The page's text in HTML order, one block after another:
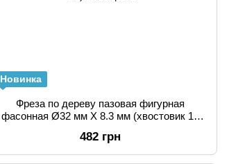
Новинка
Фреза по дереву пазовая фигурная
фасонная Ø32 мм Х 8.3 мм (хвостовик 12
482 грн